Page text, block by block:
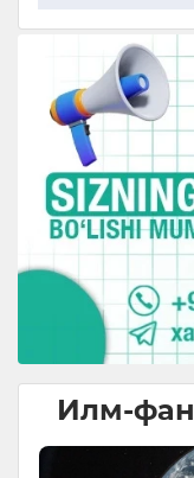
Илм-фан